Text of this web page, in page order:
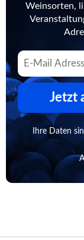
Weinsorten,
Jetzt
Ihre Daten